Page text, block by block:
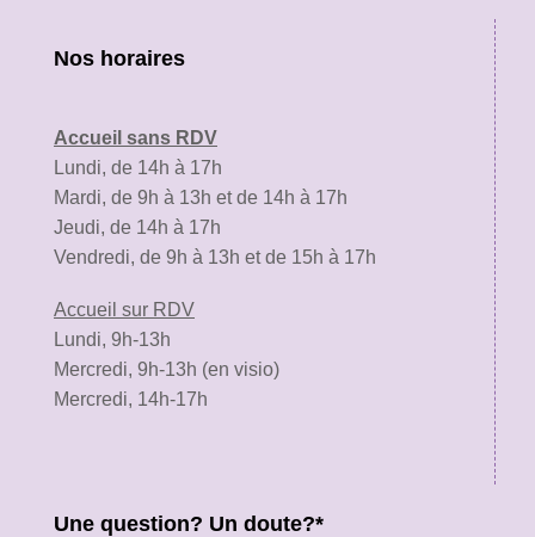
Nos horaires
Accueil sans RDV
Lundi, de 14h à 17h
Mardi, de 9h à 13h et de 14h à 17h
Jeudi, de 14h à 17h
Vendredi, de 9h à 13h et de 15h à 17h
Accueil sur RDV
Lundi, 9h-13h
Mercredi, 9h-13h (en visio)
Mercredi, 14h-17h
Une question? Un doute?*